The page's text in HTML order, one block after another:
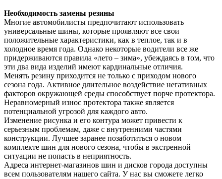
Необходимость замены резины
Многие автомобилисты предпочитают использовать
универсальные шины, которые проявляют все свои
положительные характеристики, как в теплое, так и в
холодное время года. Однако некоторые водители все же
придерживаются правила «лето – зима», убеждаясь в том, что
эти два вида изделий имеют кардинальные отличия.
Менять резину приходится не только с приходом нового
сезона года. Активное длительное воздействие негативных
факторов окружающей среды способствует порче протектора.
Неравномерный износ протектора также является
потенциальной угрозой для каждого авто.
Изменение рисунка и его контура может привести к
серьезным проблемам, даже с внутренними частями
конструкции. Лучшее заранее позаботиться о новом
комплекте шин для нового сезона, чтобы в экстренной
ситуации не попасть в неприятность.
Адреса интернет-магазинов шин и дисков города доступны
всем пользователям нашего сайта. У нас вы сможете легко